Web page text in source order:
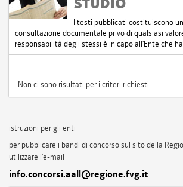
I testi pubblicati costituiscono
consultazione documentale privo di qualsiasi
responsabilità degli stessi è in capo all'Ente che
Non ci sono risultati per i criteri richiesti.
istruzioni per gli enti
per pubblicare i bandi di concorso sul sito della
utilizzare l'e-mail
info.concorsi.aall@regione.fvg.it